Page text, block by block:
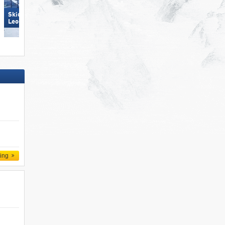
Skicircus Saalbach Hinterglemm
Leogang Fieberbrunn
KitzSki – Kitzbühel/​Kirchberg